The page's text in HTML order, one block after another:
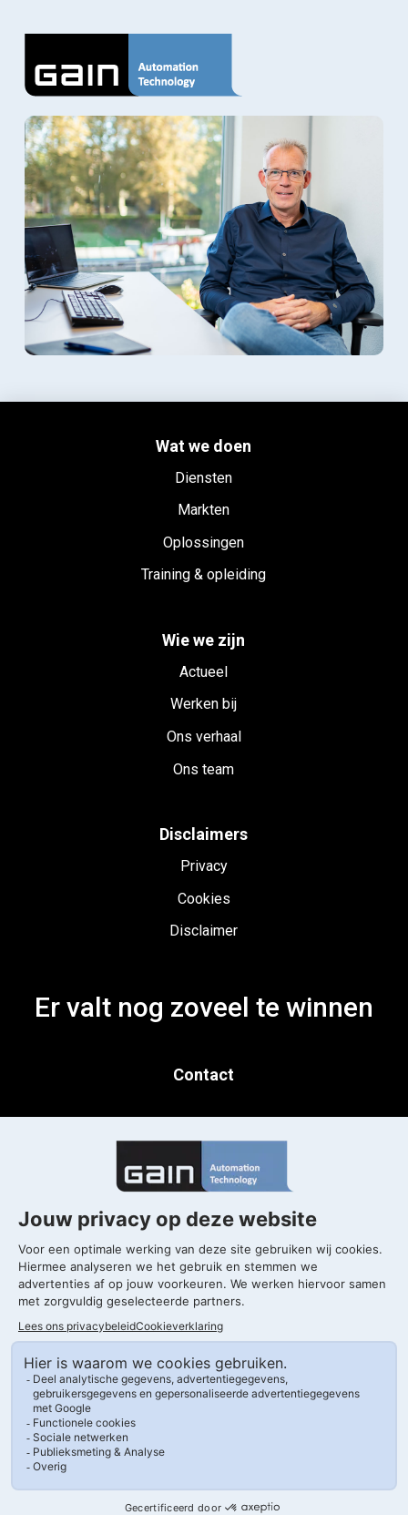
Wat we doen
Diensten
Markten
Oplossingen
Training & opleiding
Wie we zijn
Actueel
Werken bij
Ons verhaal
Ons team
Disclaimers
Privacy
Cookies
Disclaimer
Er valt nog zoveel te winnen
Contact
T. 0183 820 300
Kleine Landtong 29
4201 HL Gorinchem
Drachten
T. 0183 820 300
Morrapark, Morra 2-5
Volg ons op LinkedIn